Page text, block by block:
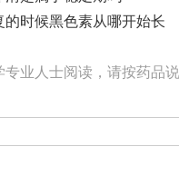
的时候黑色素从哪开始长
专业人士阅读，请按药品